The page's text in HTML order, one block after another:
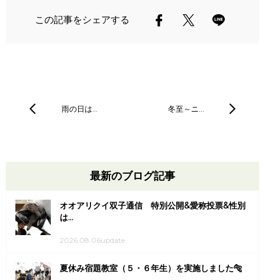
この記事をシェアする
雨の日は… 冬至～ニ…
最新のブログ記事
オオアリクイ双子通信 特別公開&愛称投票&性別
は...
2026.08.06update
夏休み宿題教室（５・６年生）を実施しました🐅